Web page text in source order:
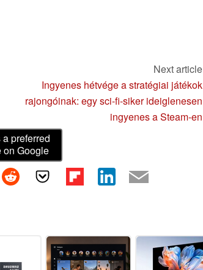
Next article
Ingyenes hétvége a stratégiai játékok
rajongóinak: egy sci-fi-siker ideiglenesen
ingyenes a Steam-en
preferred
on Google